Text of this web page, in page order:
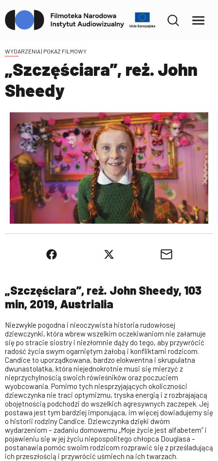
WYDARZENIA| POKAZ FILMOWY
„Szczęściara”, reż. John
Sheedy
„Szczęściara”, reż. John Sheedy, 103
min, 2019, Austrialia
Niezwykle pogodna i nieoczywista historia rudowłosej
dziewczynki, która wbrew wszelkim oczekiwaniom nie załamuje
się po stracie siostry i niezłomnie dąży do tego, aby przywrócić
radość życia swym ogarniętym żałobą i konfliktami rodzicom.
Candice to uporządkowana, bardzo elokwentna i skrupulatna
dwunastolatka, która niejednokrotnie musi się mierzyć z
nieprzychylnością swoich rówieśników oraz poczuciem
wyobcowania. Pomimo tych niesprzyjających okoliczności
dziewczynka nie traci optymizmu, tryska energią i z rozbrajającą
obojętnością podchodzi do wszelkich agresywnych zaczepek. Jej
postawa jest tym bardziej imponująca, im więcej dowiadujemy się
o historii rodziny Candice. Dziewczynka dzięki dwóm
wydarzeniom – zadaniu domowemu „Moje życie jest alfabetem” i
pojawieniu się w jej życiu niepospolitego chłopca Douglasa –
postanawia pomóc swoim rodzicom rozprawić się z prześladującą
ich przeszłością i przywrócić uśmiech na ich twarzach.